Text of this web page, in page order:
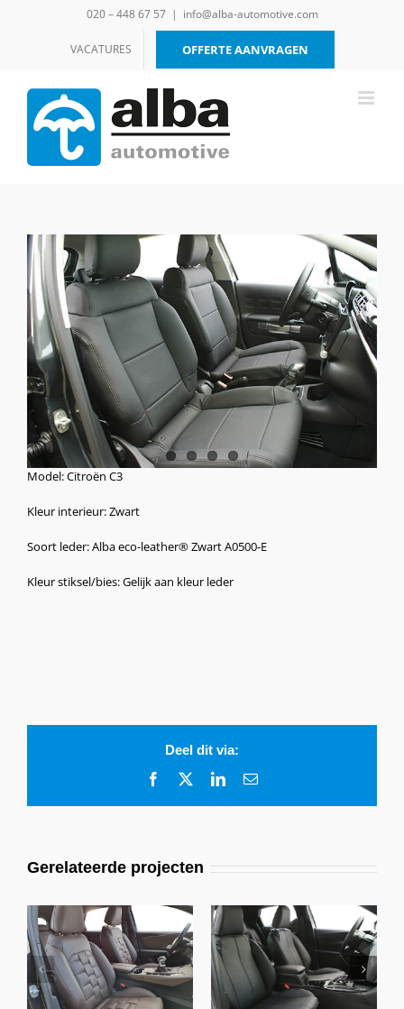
020 – 448 67 57 | info@alba-automotive.com
VACATURES OFFERTE AANVRAGEN
Model: Citroën C3
Kleur interieur: Zwart
Soort leder: Alba eco-leather® Zwart A0500-E
Kleur stiksel/bies: Gelijk aan kleur leder
Deel dit via:
Facebook LinkedIn
E-
Gerelateerde projecten
DS 7, Alba Buffalino
Leder Chocolade
bruin
DS 3 Crossback,
Alba Buffalino Leder
Zwart